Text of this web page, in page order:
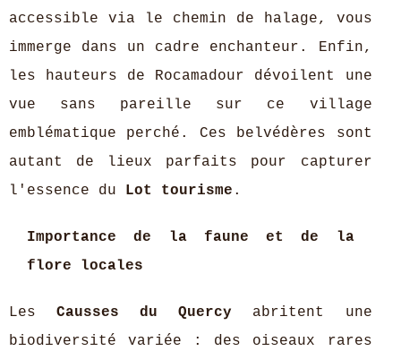
accessible via le chemin de halage, vous
immerge dans un cadre enchanteur. Enfin,
les hauteurs de Rocamadour dévoilent une
vue sans pareille sur ce village
emblématique perché. Ces belvédères sont
autant de lieux parfaits pour capturer
l'essence du Lot tourisme .
Importance de la faune et de la
flore locales
LesCausses du Quercy abritent une
biodiversité variée : des oiseaux rares